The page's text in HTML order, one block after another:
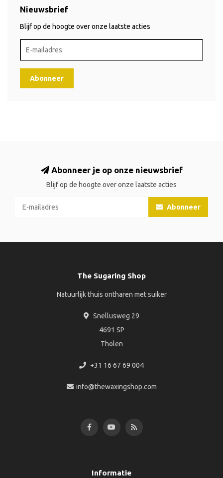
Nieuwsbrief
Blijf op de hoogte over onze laatste acties
Abonneer
Abonneer je op onze nieuwsbrief
Blijf op de hoogte over onze laatste acties
Abonneer
The Sugaring Shop
Natuurlijk thuis ontharen met suiker
Snellusweg 29
4691 SP
Tholen
+31 16 67 69 004
info@thewaxingshop.com
Informatie